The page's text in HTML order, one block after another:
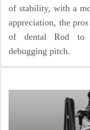
of stability, with a
appreciation, the
of dental Rod to
debugging pitch.